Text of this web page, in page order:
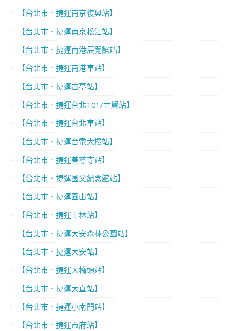
【台北市．捷運南京復興站】
【台北市．捷運南京松江站】
【台北市．捷運南港展覽館站】
【台北市．捷運南港車站】
【台北市．捷運古亭站】
【台北市．捷運台北101/世貿站】
【台北市．捷運台北車站】
【台北市．捷運台電大樓站】
【台北市．捷運善導寺站】
【台北市．捷運國父紀念館站】
【台北市．捷運圓山站】
【台北市．捷運士林站】
【台北市．捷運大安森林公園站】
【台北市．捷運大安站】
【台北市．捷運大橋頭站】
【台北市．捷運大直站】
【台北市．捷運小南門站】
【台北市．捷運市府站】